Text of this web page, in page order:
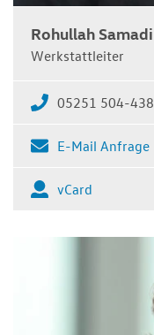
Rohullah Samadi
Werkstattleiter
05251 504-438
E-Mail Anfrage
vCard